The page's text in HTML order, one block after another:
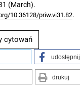
(March).
10.36128/priw.vi31.82.
cytowań
udostępnij
drukuj